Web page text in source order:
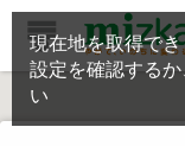
現在地を取得で
設定を確認する
い